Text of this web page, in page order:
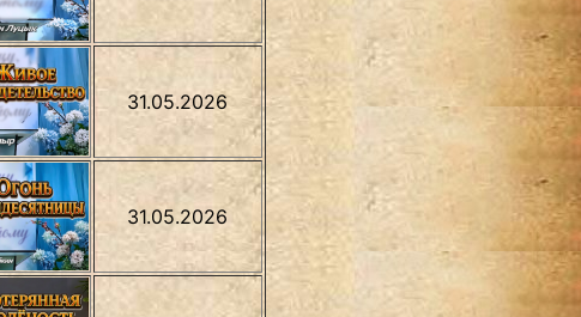
31.05.2026
31.05.2026